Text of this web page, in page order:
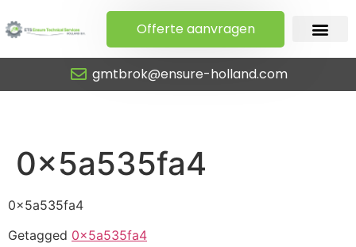
Offerte aanvragen
gmtbrok@ensure-holland.com
0x5a535fa4
0x5a535fa4
Getagged 0x5a535fa4